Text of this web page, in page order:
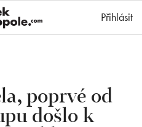
Přihlásit
poprvé od
došlo k